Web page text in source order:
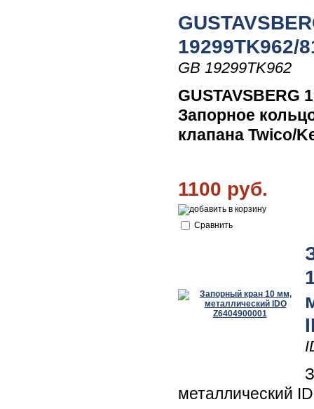
19299TK962/
GB 19299TK962
GUSTAVSBERG
Запорное
клапана Twico/
1100 руб.
Сравнить
металлический